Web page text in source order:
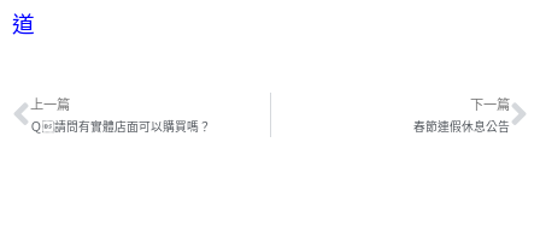
道
上一篇
Ｑ請問有實體店面可以購買嗎？
下一篇
春節連假休息公告